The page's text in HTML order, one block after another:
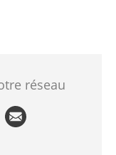
réseau